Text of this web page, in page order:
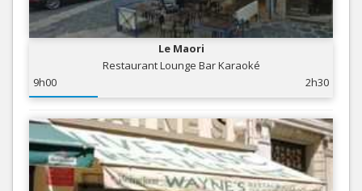
Le Maori
Restaurant Lounge Bar Karaoké
9h00
2h30